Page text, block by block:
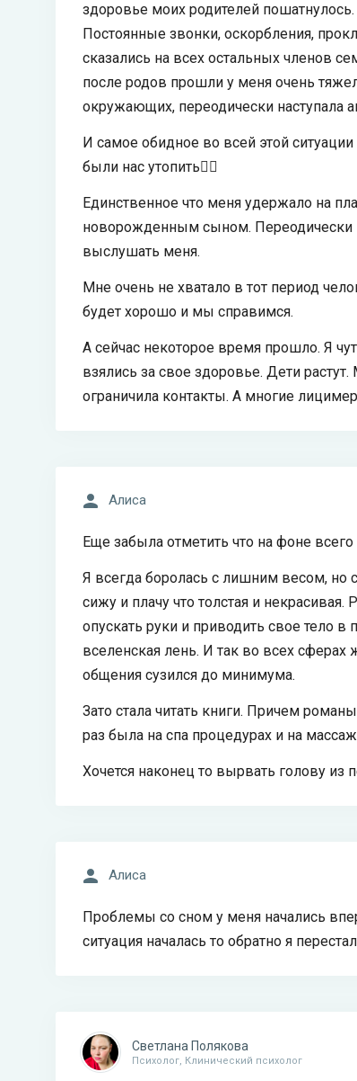
здоровье моих родителей
Постоянные звонки, оскорбления,
сказались на всех остальных членов
после родов прошли у меня очень
окружающих, переодически наступала
И самое обидное во всей этой
были нас утопить🤦‍♀️
Единственное что меня удержало на
новорожденным сыном. Переодически
выслушать меня.
Мне очень не хватало в тот период
будет хорошо и мы справимся.
А сейчас некоторое время прошло. Я
взялись за свое здоровье. Дети
ограничила контакты. А многие
Алиса
Еще забыла отметить что на фоне
Я всегда боролась с лишним весом, но
сижу и плачу что толстая и
опускать руки и приводить свое тело в
вселенская лень. И так во всех
общения сузился до минимума.
Зато стала читать книги. Причем
раз была на спа процедурах и на
Хочется наконец то вырвать голову из
Алиса
Проблемы со сном у меня начались
ситуация началась то обратно я
Светлана Полякова
Психолог, Клинический психолог